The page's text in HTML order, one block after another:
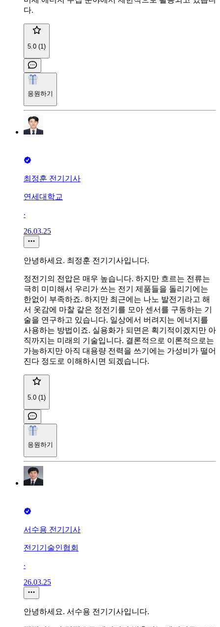
다.
5.0 (1)
응원하기
최정훈 전기기사
연세대학교
∙
26.03.25
안녕하세요. 최정훈 전기기사입니다.
정전기의 전압은 매우 높습니다. 하지만 흐르는 전류는
극히 미미해서 우리가 쓰는 전기 제품들을 돌리기에는
한없이 부족하죠. 하지만 최근에는 나노 발전기라고 해
서 옷감에 마찰 같은 정전기를 모아 센서를 구동하는 기
술을 연구하고 있습니다. 일상에서 버려지는 에너지를
사용하는 방법이죠. 실용화가 되면은 획기적이겠지만 아
직까지는 미래의 기술입니다. 결론적으로 이론적으로는
가능하지만 아직 대용량 전력을 쓰기에는 가성비가 떨어
진다 정도로 이해하시면 되겠습니다.
5.0 (1)
응원하기
서수용 전기기사
전기기술인협회
∙
26.03.25
안녕하세요. 서수용 전기기사입니다.